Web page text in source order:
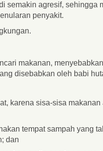
semakin agresif, sehingga
penyakit.
makanan,
disebabkan oleh babi
karena sisa-sisa
tempat sampah yang
dan